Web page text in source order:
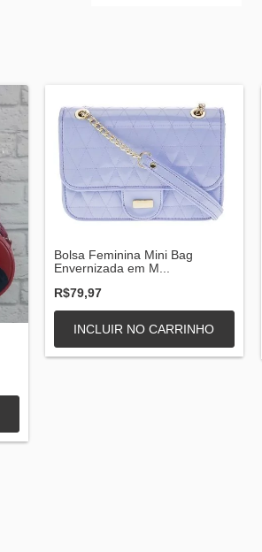
Bolsa Feminina Mini Bag
Envernizada em M...
R$79,97
INCLUIR NO CARRINHO